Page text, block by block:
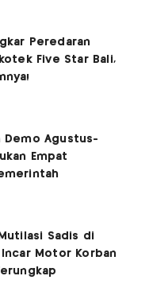
Peredaran
Five Star Bali,
Demo Agustus-
Empat
Sadis di
Incar Motor Korban